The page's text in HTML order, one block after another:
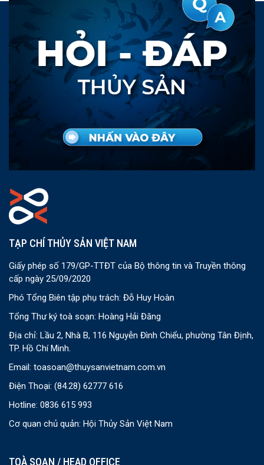
TẠP CHÍ THỦY SẢN VIỆT NAM
Giấy phép số 179/GP-TTĐT của Bộ thông tin và Truyền thông
cấp ngày 25/09/2020
Phó Tổng Biên tập phụ trách: Đỗ Huy Hoàn
Tổng Thư ký toà soạn: Hoàng Hải Đăng
Địa chỉ: Lầu 2, Nhà B, 116 Nguyễn Đình Chiểu, phường Tân Định,
TP. Hồ Chí Minh.
Email: toasoan@thuysanvietnam.com.vn
Điện Thoại: (84.28) 62777 616
Hotline: 0836 615 993
Cơ quan chủ quản: Hội Thủy Sản Việt Nam
TOÀ SOẠN / HEAD OFFICE